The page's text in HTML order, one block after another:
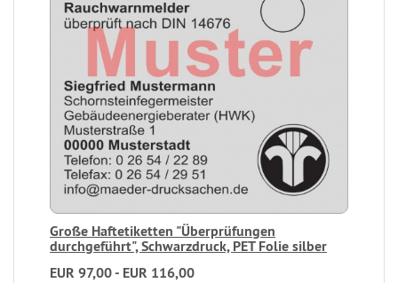
Große Haftetiketten "Überprüfungen
durchgeführt", Schwarzdruck, PET Folie silber
EUR 97,00 - EUR 116,00